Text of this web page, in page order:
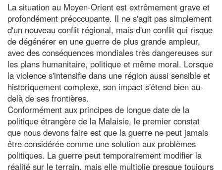
La situation au Moyen-Orient est extrêmement grave et
profondément préoccupante. Il ne s'agit pas simplement
d'un nouveau conflit régional, mais d'un conflit qui risque
de dégénérer en une guerre de plus grande ampleur,
avec des conséquences mondiales très dangereuses sur
les plans humanitaire, politique et même moral. Lorsque
la violence s'intensifie dans une région aussi sensible et
historiquement complexe, son impact s'étend bien au-
delà de ses frontières.
Conformément aux principes de longue date de la
politique étrangère de la Malaisie, le premier constat
que nous devons faire est que la guerre ne peut jamais
être considérée comme une solution aux problèmes
politiques. La guerre peut temporairement modifier la
réalité sur le terrain, mais elle multiplie presque toujours